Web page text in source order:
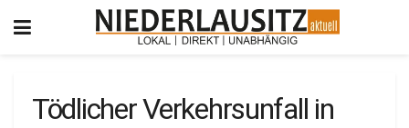
Tödlicher Verkehrsunfall in